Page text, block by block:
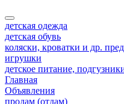
детская одежда
детская обувь
коляски, кроватки и др.
игрушки
детское питание,
Главная
Объявления
продам (отдам)